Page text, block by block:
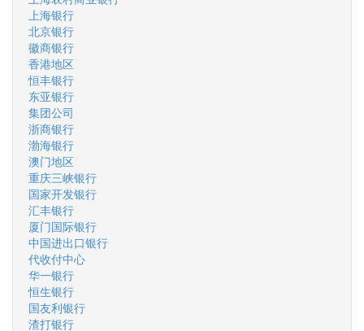
上海银行
北京银行
徽商银行
香港地区
恒丰银行
东亚银行
集团公司
浙商银行
渤海银行
澳门地区
重庆三峡银行
国家开发银行
汇丰银行
厦门国际银行
中国进出口银行
代收付中心
华一银行
恒生银行
国友利银行
渣打银行